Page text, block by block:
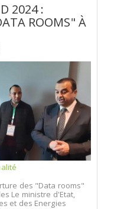
2024 :
ROOMS" À
des "Data rooms"
Le ministre d'Etat,
et des Energies